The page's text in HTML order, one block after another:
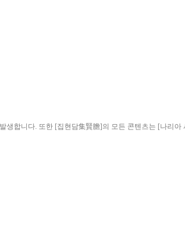
합니다. 또한 [집현담集賢膽]의 모든 콘텐츠는 [나리